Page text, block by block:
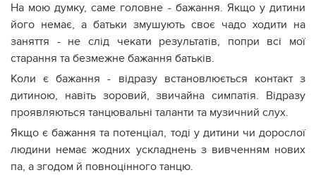
На мою думку, саме головне - бажання. Якщо у дитини
його немає, а батьки змушують своє чадо ходити на
заняття - не слід чекати результатів, попри всі мої
старання та безмежне бажання батьків.
Коли є бажання - відразу встановлюється контакт з
дитиною, навіть зоровий, звичайна симпатія. Відразу
проявляються танцювальні таланти та музичний слух.
Якщо є бажання та потенціал, тоді у дитини чи дорослої
людини немає жодних ускладнень з вивченням нових
па, а згодом й повноцінного танцю.